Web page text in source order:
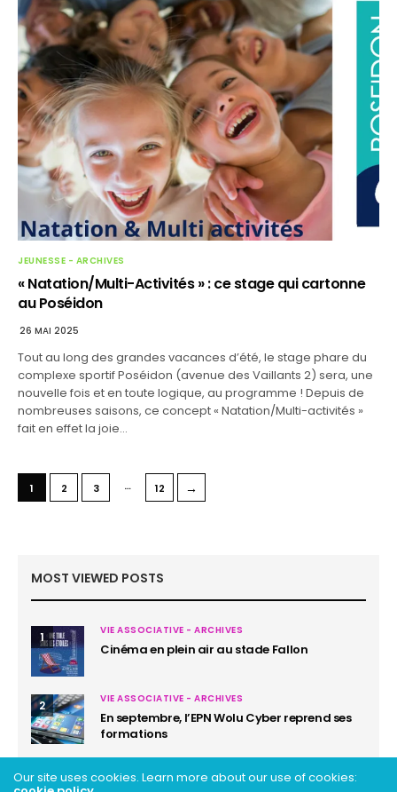
JEUNESSE - ARCHIVES
« Natation/Multi-Activités » : ce stage qui cartonne
au Poséidon
26 MAI 2025
Tout au long des grandes vacances d’été, le stage phare du
complexe sportif Poséidon (avenue des Vaillants 2) sera, une
nouvelle fois et en toute logique, au programme ! Depuis de
nombreuses saisons, ce concept « Natation/Multi-activités »
fait en effet la joie…
1 2 3 … 12 →
MOST VIEWED POSTS
1 VIE ASSOCIATIVE - ARCHIVES
Cinéma en plein air au stade Fallon
2 VIE ASSOCIATIVE - ARCHIVES
En septembre, l’EPN Wolu Cyber reprend ses
formations
Our site uses cookies. Learn more about our use of cookies: